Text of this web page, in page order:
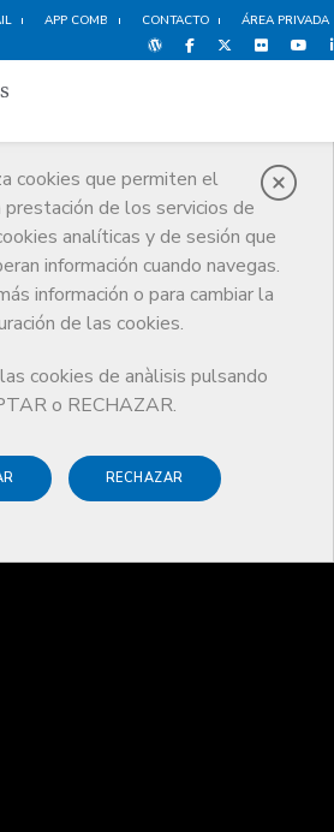
APP COMB CONTACTO ÁREA PRIVADA
cookies que permiten el
de los servicios de
analíticas y de sesión que
información cuando navegas.
información o para cambiar la
de las cookies.
cookies de anàlisis pulsando
o RECHAZAR.
RECHAZAR